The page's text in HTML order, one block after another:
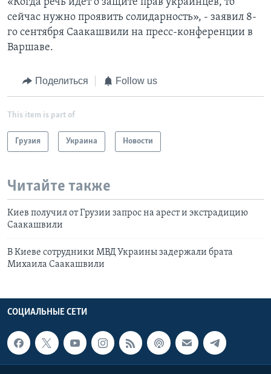
«Когда речь идет о защите прав украинцев, то
сейчас нужно проявить солидарность», - заявил 8-
го сентября Саакашвили на пресс-конференции в
Варшаве.
Поделиться Follow us
This item is part of
Грузия Украина Новости
Читайте также
Киев получил от Грузии запрос на арест и экстрадицию
Саакашвили
В Киеве сотрудники МВД Украины задержали брата
Михаила Саакашвили
СОЦИАЛЬНЫЕ СЕТИ